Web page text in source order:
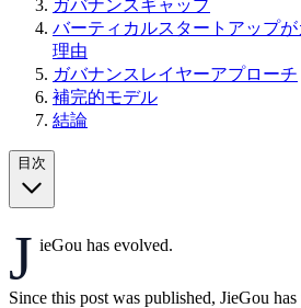
ガバナンスギャップ
バーティカルスタートアップ
理由
ガバナンスレイヤーアプローチ
補完的モデル
結論
目次
J ieGou has evolved.
Since this post was published, JieGou